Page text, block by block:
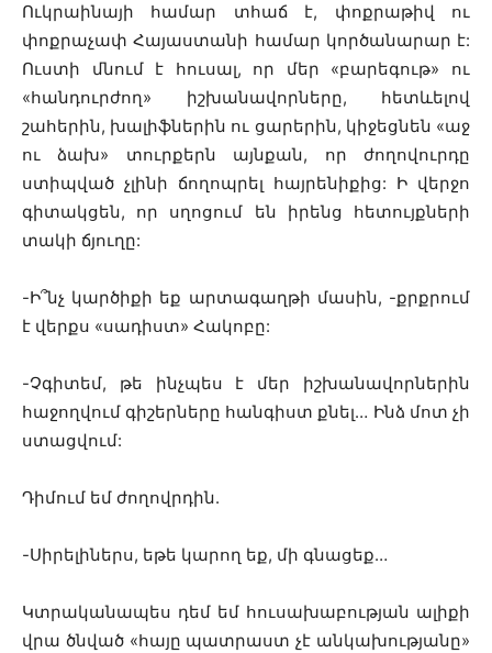
Ուկրաինայի համար տհաճ է, փոքրաթիվ ու
փոքրաչափ Հայաստանի համար կործանարար է:
Ուստի մնում է հուսալ, որ մեր «բարեգութ» ու
«հանդուրժող» իշխանավորները, հետևելով
շահերին, խալիֆներին ու ցարերին, կիջեցնեն «աջ
ու ձախ» տուրքերն այնքան, որ ժողովուրդը
ստիպված չլինի ճողոպրել հայրենիքից: Ի վերջո
գիտակցեն, որ սղոցում են իրենց հետույքների
տակի ճյուղը:
-Ի՞նչ կարծիքի եք արտագաղթի մասին, -քրքրում
է վերքս «սադիստ» Հակոբը:
-Չգիտեմ, թե ինչպես է մեր իշխանավորներին
հաջողվում գիշերները հանգիստ քնել… Ինձ մոտ չի
ստացվում:
Դիմում եմ ժողովրդին.
-Սիրելիներս, եթե կարող եք, մի գնացեք…
Կտրականապես դեմ եմ հուսախաբության ալիքի
վրա ծնված «հայը պատրաստ չէ անկախությանը»